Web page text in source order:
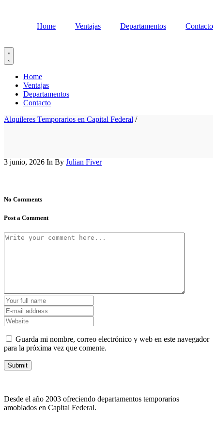
Home Ventajas Departamentos Contacto
Home
Ventajas
Departamentos
Contacto
Alquileres Temporarios en Capital Federal /
3 junio, 2026 In By Julian Fiver
No Comments
Post a Comment
Guarda mi nombre, correo electrónico y web en este navegador
para la próxima vez que comente.
Desde el año 2003 ofreciendo departamentos temporarios
amoblados en Capital Federal.